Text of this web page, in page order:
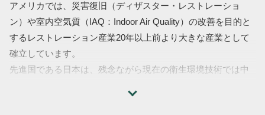
アメリカでは、災害復旧（ディザスター・レストレーショ
ン）や室内空気質（IAQ：Indoor Air Quality）の改善を目的と
するレストレーション産業20年以上前より大きな産業として
確立しています。
先進国である日本は、残念ながら現在の衛生環境技術では中